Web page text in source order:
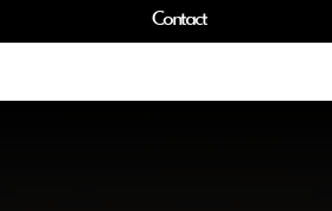
Contact